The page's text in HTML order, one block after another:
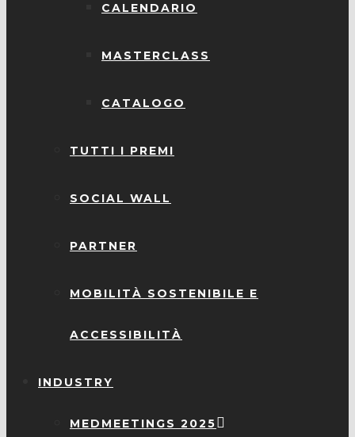
CALENDARIO
MASTERCLASS
CATALOGO
TUTTI I PREMI
SOCIAL WALL
PARTNER
MOBILITÀ SOSTENIBILE E
ACCESSIBILITÀ
INDUSTRY
MEDMEETINGS 2025